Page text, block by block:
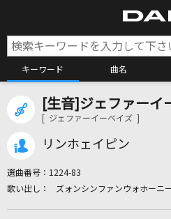
キーワード 曲名
カラオケ
[生音]ジェファーイ
[ ジェファーイーベイズ ]
リンホェイピン
選曲番号： 1224-83
ズォンシンファンウォホーニ